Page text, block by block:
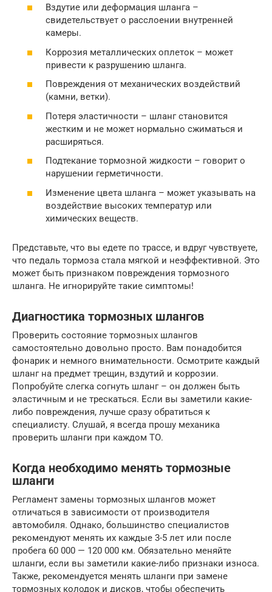
Вздутие или деформация шланга –
свидетельствует о расслоении внутренней
камеры.
Коррозия металлических оплеток – может
привести к разрушению шланга.
Повреждения от механических воздействий
(камни, ветки).
Потеря эластичности – шланг становится
жестким и не может нормально сжиматься и
расширяться.
Подтекание тормозной жидкости – говорит о
нарушении герметичности.
Изменение цвета шланга – может указывать на
воздействие высоких температур или
химических веществ.
Представьте, что вы едете по трассе, и вдруг чувствуете,
что педаль тормоза стала мягкой и неэффективной. Это
может быть признаком повреждения тормозного
шланга. Не игнорируйте такие симптомы!
Диагностика тормозных шлангов
Проверить состояние тормозных шлангов
самостоятельно довольно просто. Вам понадобится
фонарик и немного внимательности. Осмотрите каждый
шланг на предмет трещин, вздутий и коррозии.
Попробуйте слегка согнуть шланг – он должен быть
эластичным и не трескаться. Если вы заметили какие-
либо повреждения, лучше сразу обратиться к
специалисту. Слушай, я всегда прошу механика
проверить шланги при каждом ТО.
Когда необходимо менять тормозные
шланги
Регламент замены тормозных шлангов может
отличаться в зависимости от производителя
автомобиля. Однако, большинство специалистов
рекомендуют менять их каждые 3-5 лет или после
пробега 60 000 — 120 000 км. Обязательно меняйте
шланги, если вы заметили какие-либо признаки износа.
Также, рекомендуется менять шланги при замене
тормозных колодок и дисков, чтобы обеспечить